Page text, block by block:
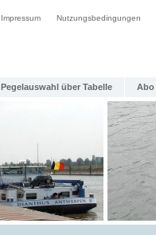
Impressum Nutzungsbedingungen
Pegelauswahl über Tabelle Abo